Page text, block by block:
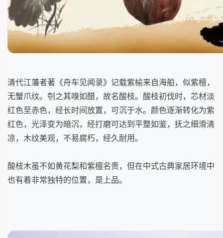
清代江藩者著《舟车见闻录》记载紫榆来自海舶，似紫檀，
无蟹爪纹。刳之其嗅如醋，故名酸枝。酸枝初伐时，芯材淡
红色至赤色，经长时间放置，可沉于水。颜色逐渐转化为紫
红色，光泽变为暗沉，经打磨可达到平整如鉴，抚之细滑清
凉，木纹美观，不易腐朽，经久耐用。
酸枝木虽不如黄花梨和紫檀名贵，但在中式古典家居环境中
也有着非常独特的位置，是上品。